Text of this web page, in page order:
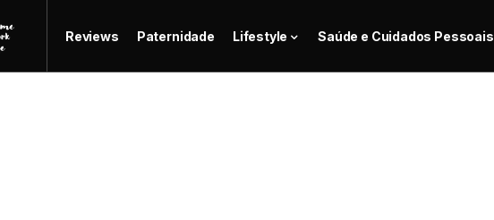
Reviews Paternidade Lifestyle Saúde e Cuidados Pessoais